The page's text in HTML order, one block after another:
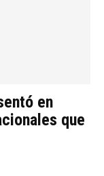
en
que